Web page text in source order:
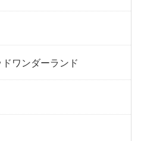
ワンダーランド